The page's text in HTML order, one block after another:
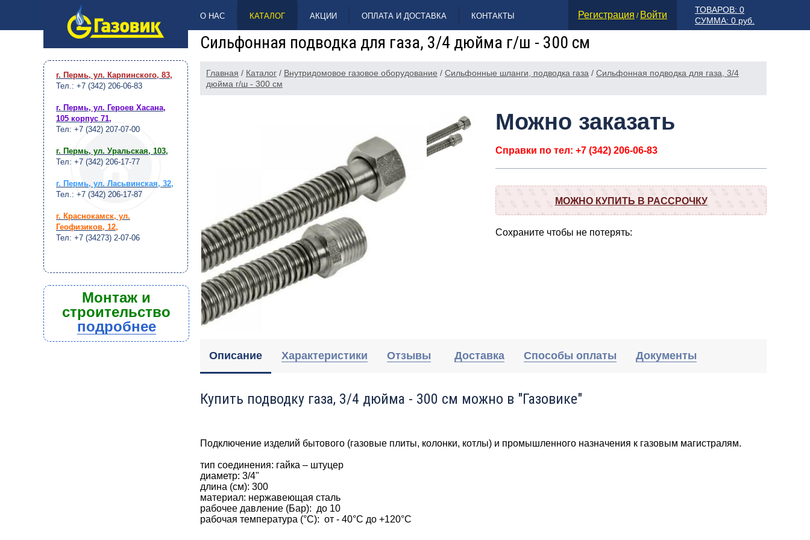
НАВЕРХ
О НАС КАТАЛОГ АКЦИИ ОПЛАТА И ДОСТАВКА КОНТАКТЫ
ТОВАРОВ: 0
СУММА: 0 руб.
Регистрация / Войти
Сильфонная подводка для газа, 3/4 дюйма г/ш - 300 см
Главная / Каталог / Внутридомовое газовое оборудование / Сильфонные шланги, подводка газа / Сильфонная подводка для газа, 3/4
дюйма г/ш - 300 см
Можно заказать
Справки по тел: +7 (342) 206-06-83
МОЖНО КУПИТЬ В РАССРОЧКУ
Сохраните чтобы не потерять:
Описание Характеристики Отзывы Доставка Способы оплаты Документы
Купить подводку газа, 3/4 дюйма - 300 см можно в "Газовике"
Подключение изделий бытового (газовые плиты, колонки, котлы) и промышленного назначения к газовым магистралям.
тип соединения: гайка – штуцер
диаметр: 3/4"
длина (см): 300
материал: нержавеющая сталь
рабочее давление (Бар): до 10
рабочая температура (°С): от - 40°C до +120°C
г. Пермь, ул. Карпинского, 83,
Тел.: +7 (342) 206-06-83
г. Пермь, ул. Героев Хасана,
105 корпус 71,
Тел: +7 (342) 207-07-00
г. Пермь, ул. Уральская, 103,
Тел: +7 (342) 206-17-77
г. Пермь, ул. Ласьвинская, 32,
Тел.: +7 (342) 206-17-87
г. Краснокамск, ул.
Геофизиков, 12,
Тел: +7 (34273) 2-07-06
Монтаж и
строительство
подробнее